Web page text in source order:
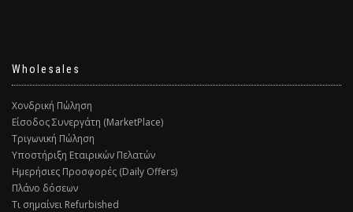
Wholesales
Χονδρική Πώληση
Είσοδος Συνεργάτη (MarketPlace)
Τριγωνική Πώληση
Υποστήριξη Εταιρικών Πελατών
Ημερήσιες Προσφορές (Daily Offers)
Πλάνο δόσεων
Τι σημαίνει Refurbished